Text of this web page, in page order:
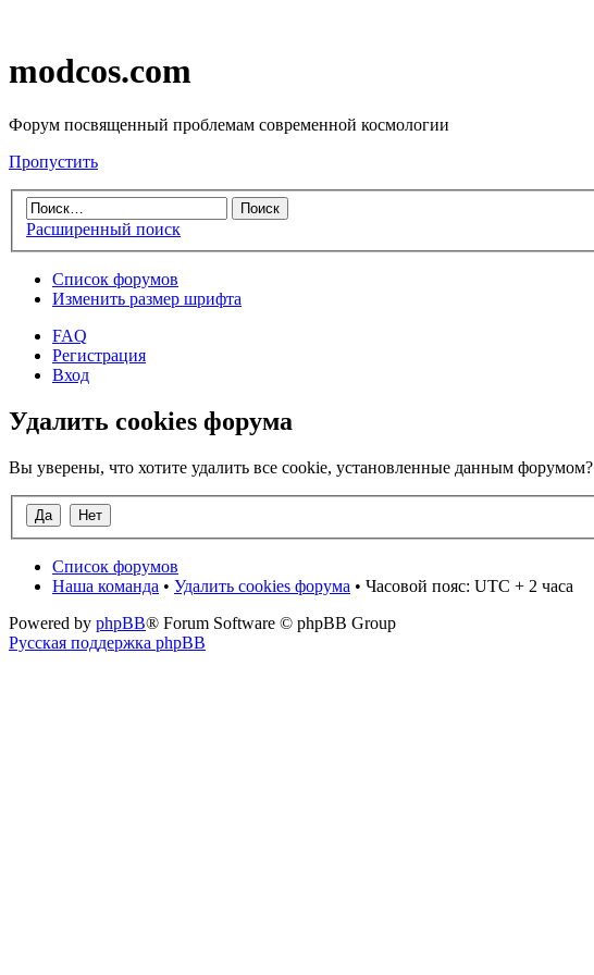
modcos.com
Форум посвященный проблемам современной космологии
Пропустить
Расширенный поиск
Список форумов
Изменить размер шрифта
FAQ
Регистрация
Вход
Удалить cookies форума
Вы уверены, что хотите удалить все cookie, установленные данным форумом?
Список форумов
Наша команда • Удалить cookies форума • Часовой пояс: UTC + 2 часа
Powered by phpBB® Forum Software © phpBB Group
Русская поддержка phpBB